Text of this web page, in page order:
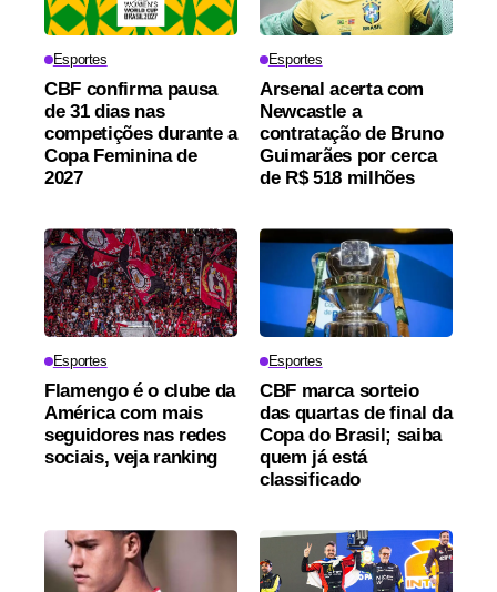
Esportes
CBF confirma pausa
de 31 dias nas
competições durante a
Copa Feminina de
2027
Esportes
Arsenal acerta com
Newcastle a
contratação de Bruno
Guimarães por cerca
de R$ 518 milhões
Esportes
Flamengo é o clube da
América com mais
seguidores nas redes
sociais, veja ranking
Esportes
CBF marca sorteio
das quartas de final da
Copa do Brasil; saiba
quem já está
classificado